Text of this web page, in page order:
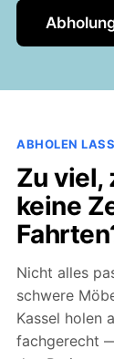
ABHOLEN
Zu viel,
keine
Nicht alles
schwere
Kassel holen
fachgerecht